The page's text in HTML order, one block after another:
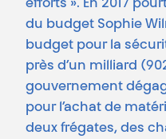
efforts ». En 2017
du budget Sophie
budget pour la
près d’un milliard
gouvernement
pour l’achat de
deux frégates, des